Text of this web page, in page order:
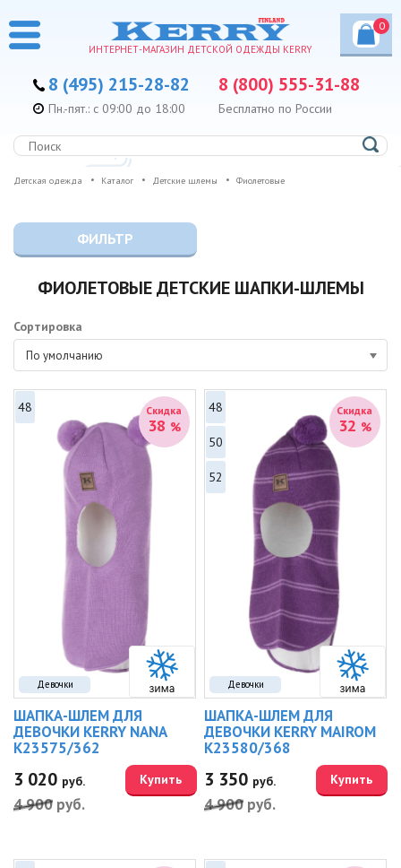
ИНТЕРНЕТ-МАГАЗИН ДЕТСКОЙ ОДЕЖДЫ KERRY
0
8 (495) 215-28-82 8 (800) 555-31-88
Бесплатно по России
Пн.-пят.: с 09:00 до 18:00
Детская одежда Каталог Детские шлемы Фиолетовые
ФИЛЬТР
ФИОЛЕТОВЫЕ ДЕТСКИЕ ШАПКИ-ШЛЕМЫ
Сортировка
По умолчанию
Девочки
Скидка
38 %
48
ШАПКА-ШЛЕМ ДЛЯ
ДЕВОЧКИ KERRY NANA
K23575/362
3 020 руб.
4 900 руб.
Купить
Девочки
Скидка
32 %
48
50
52
ШАПКА-ШЛЕМ ДЛЯ
ДЕВОЧКИ KERRY MAIROM
K23580/368
3 350 руб.
4 900 руб.
Купить